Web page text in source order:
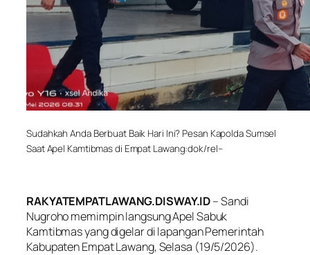
Sudahkah Anda Berbuat Baik Hari Ini? Pesan Kapolda Sumsel
Saat Apel Kamtibmas di Empat Lawang:dok/rel–
RAKYATEMPATLAWANG.DISWAY.ID– Sandi
Nugroho memimpin langsung Apel Sabuk
Kamtibmas yang digelar di lapangan Pemerintah
Kabupaten Empat Lawang, Selasa (19/5/2026).